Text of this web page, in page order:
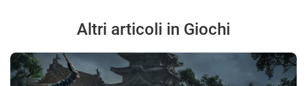
Altri articoli in Giochi